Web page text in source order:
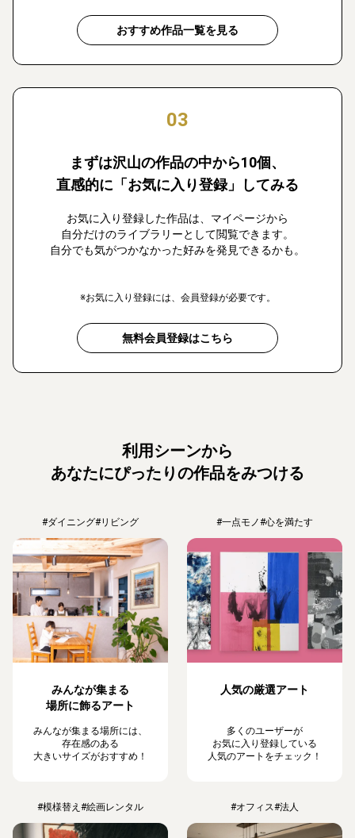
おすすめ作品一覧を見る
03
まずは沢山の作品の中から10個、
直感的に「お気に入り登録」してみる
お気に入り登録した作品は、マイページから
自分だけのライブラリーとして閲覧できます。
自分でも気がつかなかった好みを発見できるかも。
※お気に入り登録には、会員登録が必要です。
無料会員登録はこちら
利用シーンから
あなたにぴったりの作品をみつける
#ダイニング#リビング
みんなが集まる
場所に飾るアート
みんなが集まる場所には、
存在感のある
大きいサイズがおすすめ！
#一点モノ#心を満たす
人気の厳選アート
多くのユーザーが
お気に入り登録している
人気のアートをチェック！
#模様替え #絵画レンタル #オフィス#法人